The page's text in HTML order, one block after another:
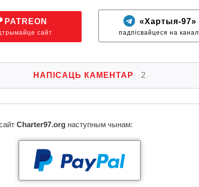
PATREON
сайт
«Хартыя-97»
падпісвайцеся на канал
НАПІСАЦЬ КАМЕНТАР 2
Charter97.org наступным чынам: